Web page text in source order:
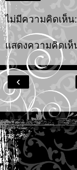
ไม่มีความคิดเห็น:
แสดงความคิดเห็
‹